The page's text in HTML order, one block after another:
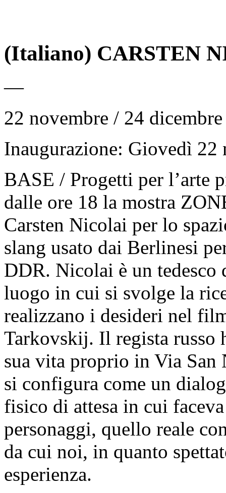
(Italiano) CARSTEN
—
22 novembre / 24
Inaugurazione: Giovedì 22
BASE / Progetti per l’arte
dalle ore 18 la mostra
Carsten Nicolai per lo
slang usato dai Berlinesi
DDR. Nicolai è un tedesco
luogo in cui si svolge la
realizzano i desideri nel
Tarkovskij. Il regista
sua vita proprio in Via San
si configura come un
fisico di attesa in cui
personaggi, quello reale
da cui noi, in quanto
esperienza.